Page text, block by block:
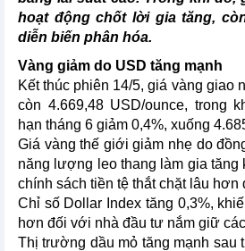
hoạt động chốt lời gia tăng,
diễn biến phân hóa.
Vàng giảm do USD tăng mạnh
Kết thúc phiên 14/5, giá vàng giao
còn 4.669,48 USD/ounce, trong
hạn tháng 6 giảm 0,4%, xuống
Giá vàng thế giới giảm nhẹ do
năng lượng leo thang làm gia tăng
chính sách tiền tệ thắt chặt lâu hơn
Chỉ số Dollar Index tăng 0,3%,
hơn đối với nhà đầu tư nắm giữ
Thị trường dầu mỏ tăng mạnh sau